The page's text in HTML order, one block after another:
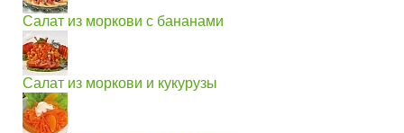
Салат из моркови с бананами
Салат из моркови и кукурузы